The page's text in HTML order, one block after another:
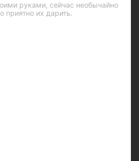
руками, сейчас необычайно
приятно их дарить.